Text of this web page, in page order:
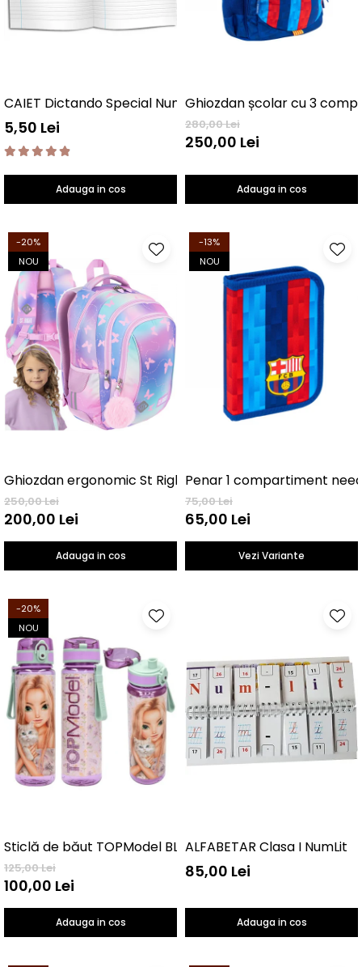
CAIET Dictando Special NumLit CD
5,50 Lei
Adauga in cos
280,00 Lei
250,00 Lei
Adauga in cos
-20%
NOU
Ghiozdan ergonomic St Right, Butterfly
250,00 Lei
200,00 Lei
Adauga in cos
-13%
NOU
Penar 1
75,00 Lei
65,00 Lei
Vezi Variante
-20%
NOU
Sticlă de băut TOPModel BLOOMING KITTY
125,00 Lei
100,00 Lei
Adauga in cos
ALFABETAR Clasa I NumLit
85,00 Lei
Adauga in cos